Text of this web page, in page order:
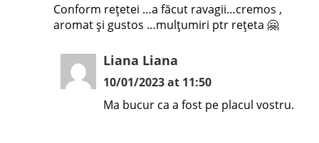
Conform rețetei …a făcut ravagii…cremos ,
aromat și gustos …mulțumiri ptr rețeta 🤗
Liana Liana
10/01/2023 at 11:50
Ma bucur ca a fost pe placul vostru.